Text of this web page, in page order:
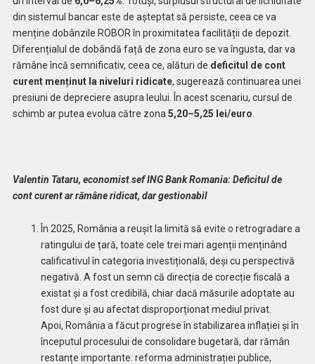
din sistemul bancar este de așteptat să persiste, ceea ce va
menține dobânzile ROBOR în proximitatea facilității de depozit.
Diferențialul de dobândă față de zona euro se va îngusta, dar va
rămâne încă semnificativ, ceea ce, alături de deficitul de cont
curent menținut la niveluri ridicate, sugerează continuarea unei
presiuni de depreciere asupra leului. În acest scenariu, cursul de
schimb ar putea evolua către zona5,20–5,25 lei/euro.
Valentin Tataru, economist sef ING Bank Romania:Deficitul de
cont curent ar rămâne ridicat, dar gestionabil
În 2025, România a reușit la limită să evite o retrogradare a
ratingului de țară, toate cele trei mari agenții menținând
calificativul în categoria investițională, deși cu perspectivă
negativă. A fost un semn că direcția de corecție fiscală a
existat și a fost credibilă, chiar dacă măsurile adoptate au
fost dure și au afectat disproporționat mediul privat.
Apoi, România a făcut progrese în stabilizarea inflației și în
începutul procesului de consolidare bugetară, dar rămân
restanțe importante: reforma administrației publice,